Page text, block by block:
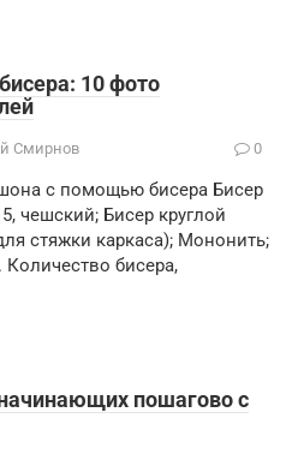
10 фото
Смирнов 0
с помощью бисера Бисер
чешский; Бисер круглой
стяжки каркаса); Мононить;
бисера,
пошагово с